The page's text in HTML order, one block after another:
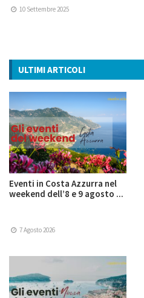
10 Settembre 2025
ULTIMI ARTICOLI
Eventi in Costa Azzurra nel
weekend dell’8 e 9 agosto ...
7 Agosto 2026